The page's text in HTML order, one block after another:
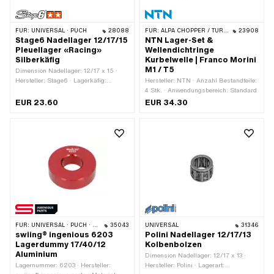
FÜR: UNIVERSAL · PUCH 28088
Stage6 Nadellager 12/17/15
Pleuellager «Racing»
Silberkäfig
Dimension Nadellager: 12/17 x 15 ·
Hersteller: Stage6 · Lagerkäfig:
Nadellagerkranz · Breite: 15 mm · Ø
EUR 23.60
FÜR: ALPA CHOPPER / TURBO · MALAGUTI · FRANCO MORINI 23908
NTN Lager-Set &
Wellendichtringe
Kurbelwelle | Franco Morini
M1 / T5
Hersteller: NTN · Anzahl Bestandteile:
4 Stk. · Anwendungsbereich: Standard
EUR 34.30
FÜR: UNIVERSAL · PUCH · TOMOS · CILO 35043
swiing® ingenious 6203
Lagerdummy 17/40/12
Aluminium
Lagernummer: 6203 · Hersteller:
UNIVERSAL 31346
Polini Nadellager 12/17/13
Kolbenbolzen
Dimension Nadellager: 12/17 x 13 ·
Hersteller: Polini · Lagerart: